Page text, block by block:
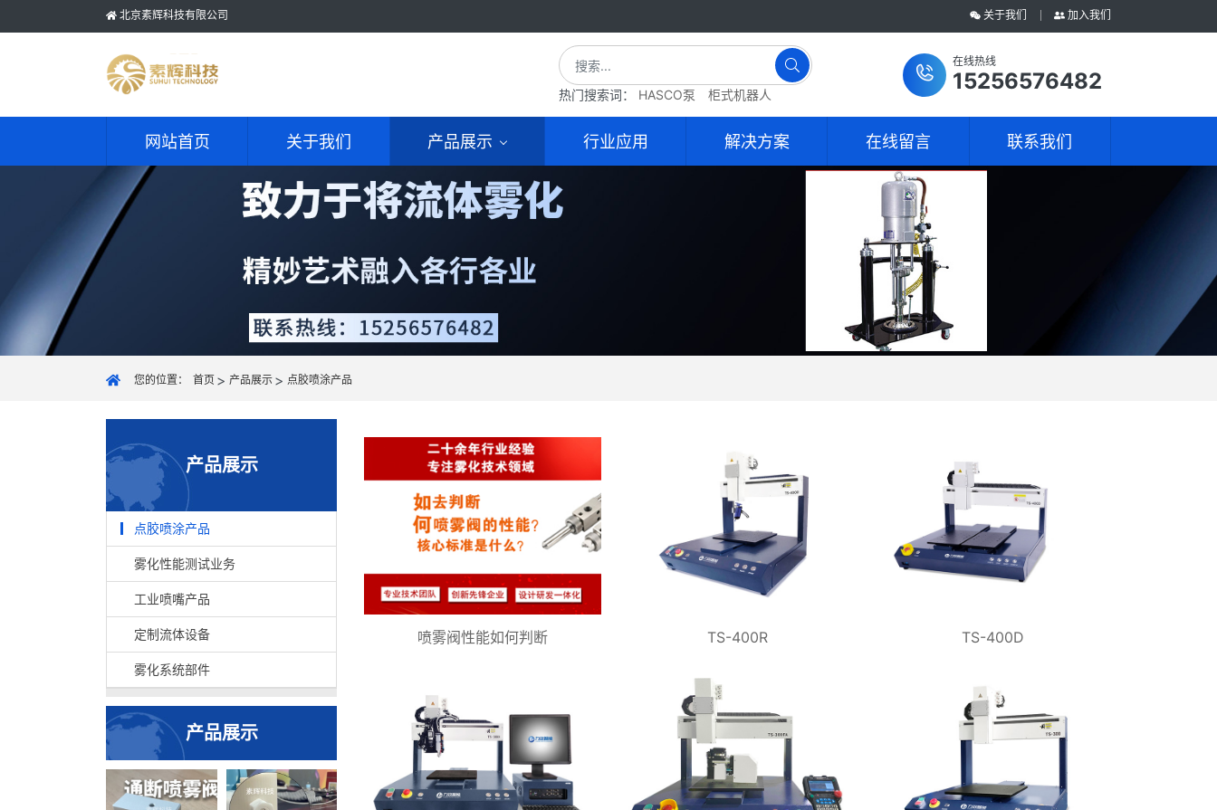
北京素辉科技有限公司 关于我们 加入我们
热门搜索词： HASCO泵 柜式机器人
在线热线
15256576482
网站首页 关于我们 产品展示 行业应用 解决方案 在线留言 联系我们
您的位置： 首页 产品展示 点胶喷涂产品
产品展示
点胶喷涂产品
雾化性能测试业务
工业喷嘴产品
定制流体设备
雾化系统部件
产品展示
喷雾阀性能如何判断 TS-400R TS-400D